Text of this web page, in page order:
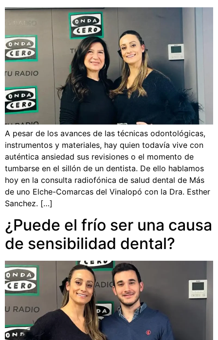
A pesar de los avances de las técnicas odontológicas,
instrumentos y materiales, hay quien todavía vive con
auténtica ansiedad sus revisiones o el momento de
tumbarse en el sillón de un dentista. De ello hablamos
hoy en la consulta radiofónica de salud dental de Más
de uno Elche-Comarcas del Vinalopó con la Dra. Esther
Sanchez. […]
¿Puede el frío ser una causa
de sensibilidad dental?